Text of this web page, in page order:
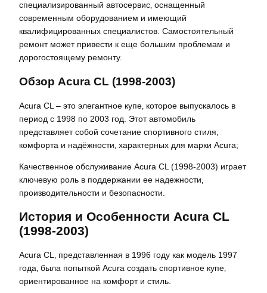
специализированный автосервис‚ оснащенный
современным оборудованием и имеющий
квалифицированных специалистов. Самостоятельный
ремонт может привести к еще большим проблемам и
дорогостоящему ремонту.
Обзор Acura CL (1998-2003)
Acura CL – это элегантное купе‚ которое выпускалось в
период с 1998 по 2003 год. Этот автомобиль
представляет собой сочетание спортивного стиля‚
комфорта и надёжности‚ характерных для марки Acura;
Качественное обслуживание Acura CL (1998-2003) играет
ключевую роль в поддержании ее надежности‚
производительности и безопасности.
История и Особенности Acura CL
(1998-2003)
Acura CL‚ представленная в 1996 году как модель 1997
года‚ была попыткой Acura создать спортивное купе‚
ориентированное на комфорт и стиль.